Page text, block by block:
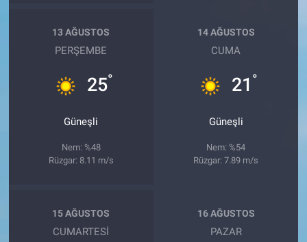
13 AĞUSTOS
PERŞEMBE
25°
Güneşli
Nem: %48
Rüzgar: 8.11 m/s
14 AĞUSTOS
CUMA
21 °
Güneşli
Nem: %54
Rüzgar: 7.89 m/s
15 AĞUSTOS
CUMARTESI
16 AĞUSTOS
PAZAR